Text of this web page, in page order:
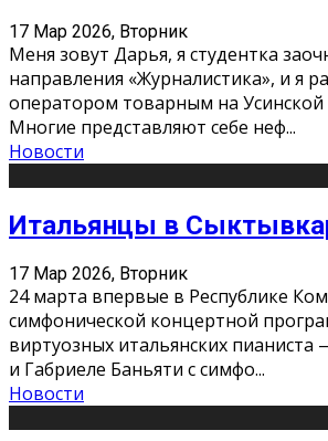
17 Мар 2026, Вторник
Меня зовут Дарья, я студентка
направления «Журналистика», и я
оператором товарным на Усинской
Многие представляют себе неф...
Новости
Итальянцы в
17 Мар 2026, Вторник
24 марта впервые в Республике
симфонической концертной
виртуозных итальянских
и Габриеле Баньяти с симфо...
Новости